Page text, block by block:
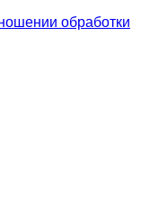
обработки